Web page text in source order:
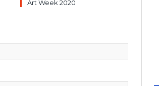
Art Week 2020